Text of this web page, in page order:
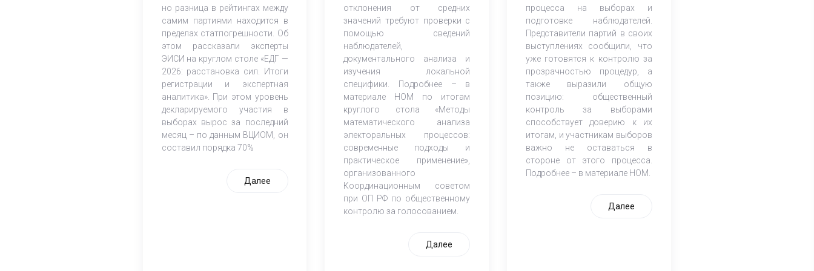
но разница в рейтингах между
самим партиями находится в
пределах статпогрешности. Об
этом рассказали эксперты
ЭИСИ на круглом столе «ЕДГ —
2026: расстановка сил. Итоги
регистрации и экспертная
аналитика». При этом уровень
декларируемого участия в
выборах вырос за последний
месяц – по данным ВЦИОМ, он
составил порядка 70%
Далее
отклонения от средних
значений требуют проверки с
помощью сведений
наблюдателей,
документального анализа и
изучения локальной
специфики. Подробнее – в
материале НОМ по итогам
круглого стола «Методы
математического анализа
электоральных процессов:
современные подходы и
практическое применение»,
организованного
Координационным советом
при ОП РФ по общественному
контролю за голосованием.
Далее
процесса на выборах и
подготовке наблюдателей.
Представители партий в своих
выступлениях сообщили, что
уже готовятся к контролю за
прозрачностью процедур, а
также выразили общую
позицию: общественный
контроль за выборами
способствует доверию к их
итогам, и участникам выборов
важно не оставаться в
стороне от этого процесса.
Подробнее – в материале НОМ.
Далее